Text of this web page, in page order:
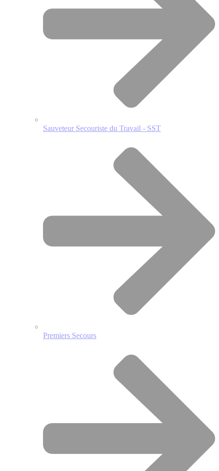
Sauveteur Secouriste du Travail - SST
Premiers Secours